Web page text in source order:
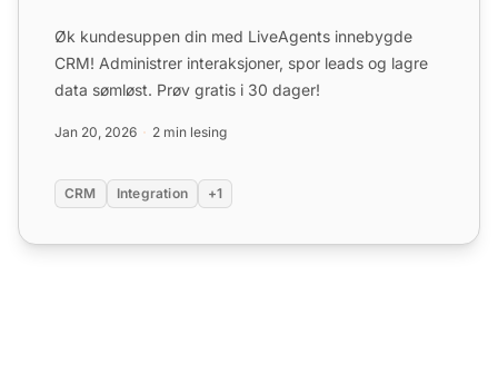
Øk kundesuppen din med LiveAgents innebygde
CRM! Administrer interaksjoner, spor leads og lagre
data sømløst. Prøv gratis i 30 dager!
Jan 20, 2026 2 min lesing
CRM Integration +1